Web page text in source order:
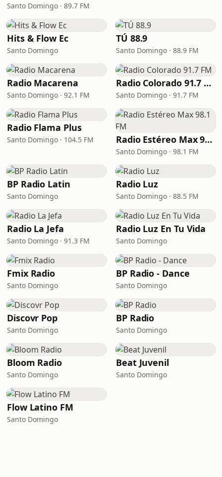
Santo Domingo · 89.7 FM
Hits & Flow Ec
Santo Domingo
TÚ 88.9
Santo Domingo · 88.9 FM
Radio Macarena
Santo Domingo · 92.1 FM
Radio Colorado 91.7 FM
Santo Domingo · 91.7 FM
Radio Flama Plus
Santo Domingo · 104.5 FM Radio Estéreo Max 98.1 FM
Santo Domingo · 98.1 FM
BP Radio Latin
Santo Domingo
Radio Luz
Santo Domingo · 88.5 FM
Radio La Jefa
Santo Domingo · 91.3 FM
Radio Luz En Tu Vida
Santo Domingo
Fmix Radio
Santo Domingo
BP Radio - Dance
Santo Domingo
Discovr Pop
Santo Domingo
BP Radio
Santo Domingo
Bloom Radio
Santo Domingo
Beat Juvenil
Santo Domingo
Flow Latino FM
Santo Domingo